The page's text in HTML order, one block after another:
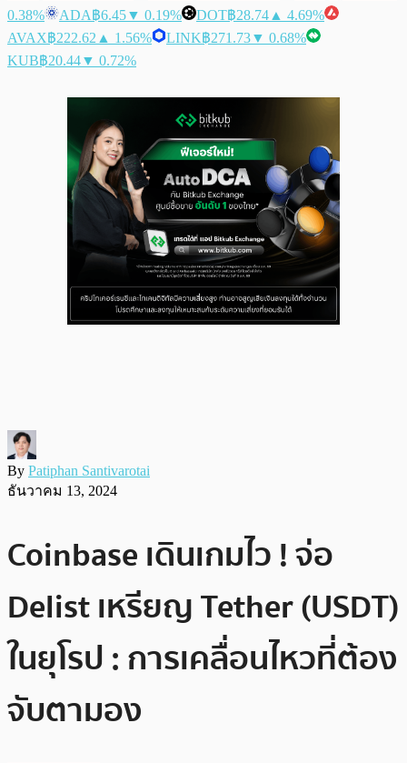
0.38%
ADA฿6.45▼ 0.19% DOT฿28.74 ▲ 4.69%
AVAX฿222.62 ▲ 1.56% LINK฿271.73▼ 0.68%
KUB฿20.44▼ 0.72%
By Patiphan Santivarotai
ธันวาคม 13, 2024
Coinbase เดินเกมไว ! จ่อ
Delist เหรียญ Tether (USDT)
ในยุโรป : การเคลื่อนไหวที่ต้อง
จับตามอง